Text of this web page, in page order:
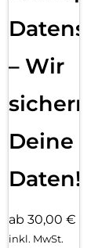
– Wir
sichern
Deine
Daten!
ab 30,00 €
inkl. MwSt.